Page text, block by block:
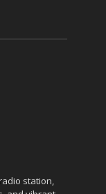
station,